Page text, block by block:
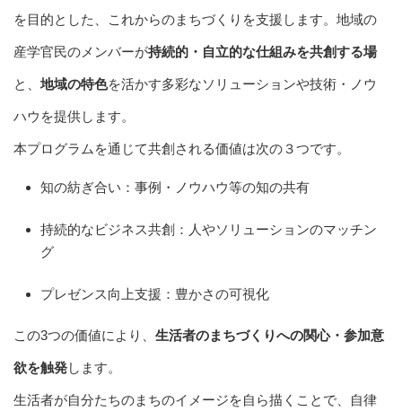
を目的とした、これからのまちづくりを支援します。地域の
産学官民のメンバーが持続的・自立的な仕組みを共創する場
と、 地域の特色を活かす多彩なソリューションや技術・ノウ
ハウを提供します。
本プログラムを通じて共創される価値は次の３つです。
知の紡ぎ合い：事例・ノウハウ等の知の共有
持続的なビジネス共創：人やソリューションのマッチン
グ
プレゼンス向上支援：豊かさの可視化
この3つの価値により、 生活者のまちづくりへの関心・参加意
欲を触発します。
生活者が自分たちのまちのイメージを自ら描くことで、自律